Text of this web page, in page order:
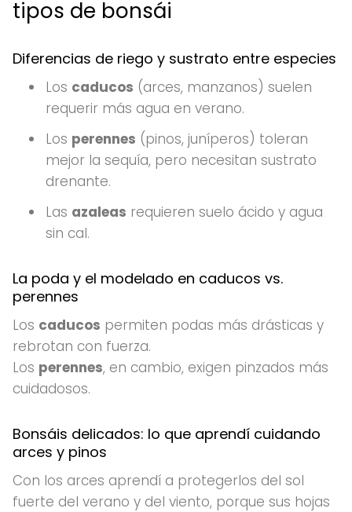
tipos de bonsái
Diferencias de riego y sustrato entre especies
Los caducos (arces, manzanos) suelen
requerir más agua en verano.
Los perennes (pinos, juníperos) toleran
mejor la sequía, pero necesitan sustrato
drenante.
Las azaleas requieren suelo ácido y agua
sin cal.
La poda y el modelado en caducos vs.
perennes
Los caducos permiten podas más drásticas y
rebrotan con fuerza.
Los perennes, en cambio, exigen pinzados más
cuidadosos.
Bonsáis delicados: lo que aprendí cuidando
arces y pinos
Con los arces aprendí a protegerlos del sol
fuerte del verano y del viento, porque sus hojas